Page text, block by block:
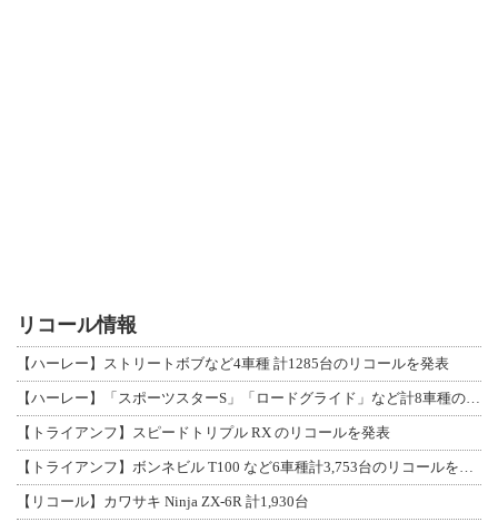
リコール情報
【ハーレー】ストリートボブなど4車種 計1285台のリコールを発表
【トライアンフ】スピードトリプル RX のリコールを発表
【リコール】カワサキ Ninja ZX-6R 計1,930台